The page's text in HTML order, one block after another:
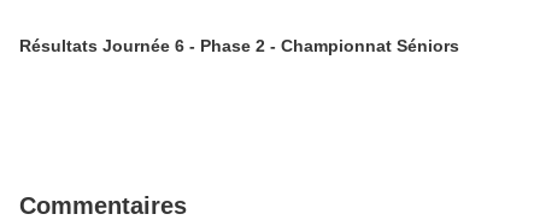
Résultats Journée 6 - Phase 2 - Championnat Séniors
Commentaires